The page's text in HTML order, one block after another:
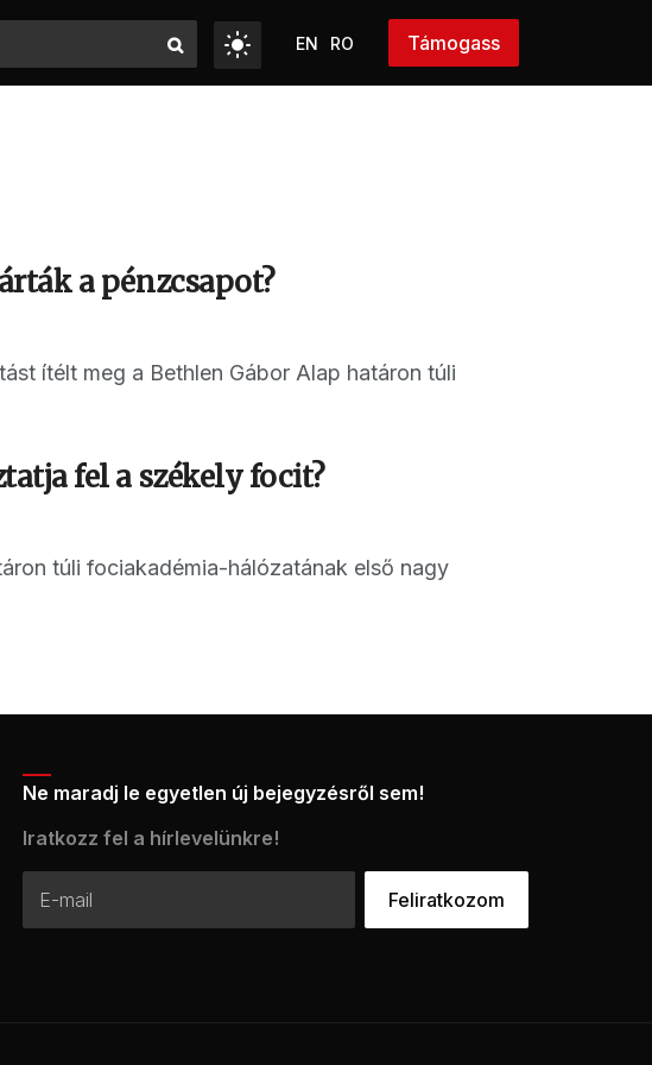
EN RO Támogass
a pénzcsapot?
ítélt meg a Bethlen Gábor Alap határon túli
fel a székely focit?
túli fociakadémia-hálózatának első nagy
Ne maradj le egyetlen új bejegyzésről sem!
Iratkozz fel a hírlevelünkre!